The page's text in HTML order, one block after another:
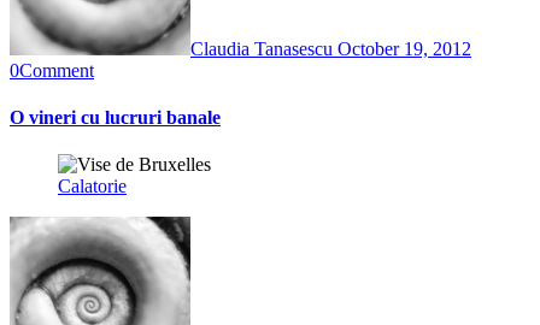
Claudia Tanasescu October 19, 2012
0Comment
O vineri cu lucruri banale
Calatorie